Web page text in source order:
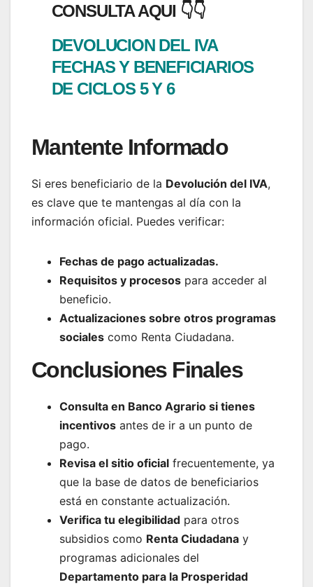
CONSULTA AQUI 👇👇
DEVOLUCION DEL IVA
FECHAS Y BENEFICIARIOS
DE CICLOS 5 Y 6
Mantente Informado
Si eres beneficiario de la Devolución del IVA,
es clave que te mantengas al día con la
información oficial. Puedes verificar:
Fechas de pago actualizadas.
Requisitos y procesos para acceder al
beneficio.
Actualizaciones sobre otros programas
sociales como Renta Ciudadana.
Conclusiones Finales
Consulta en Banco Agrario si tienes
incentivos antes de ir a un punto de
pago.
Revisa el sitio oficial frecuentemente, ya
que la base de datos de beneficiarios
está en constante actualización.
Verifica tu elegibilidad para otros
subsidios como Renta Ciudadana y
programas adicionales del
Departamento para la Prosperidad